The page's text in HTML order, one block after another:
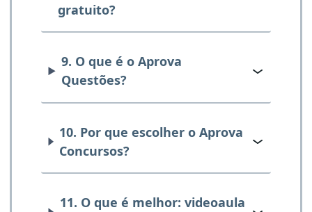
gratuito?
9. O que é o Aprova
Questões?
10. Por que escolher o Aprova
Concursos?
11. O que é melhor: videoaula